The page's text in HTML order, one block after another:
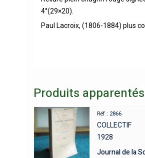
4°(29×20).
Paul Lacroix, (1806-1884) plus
Produits apparentés
Réf : 2866
COLLECTIF
1928
Journal de la